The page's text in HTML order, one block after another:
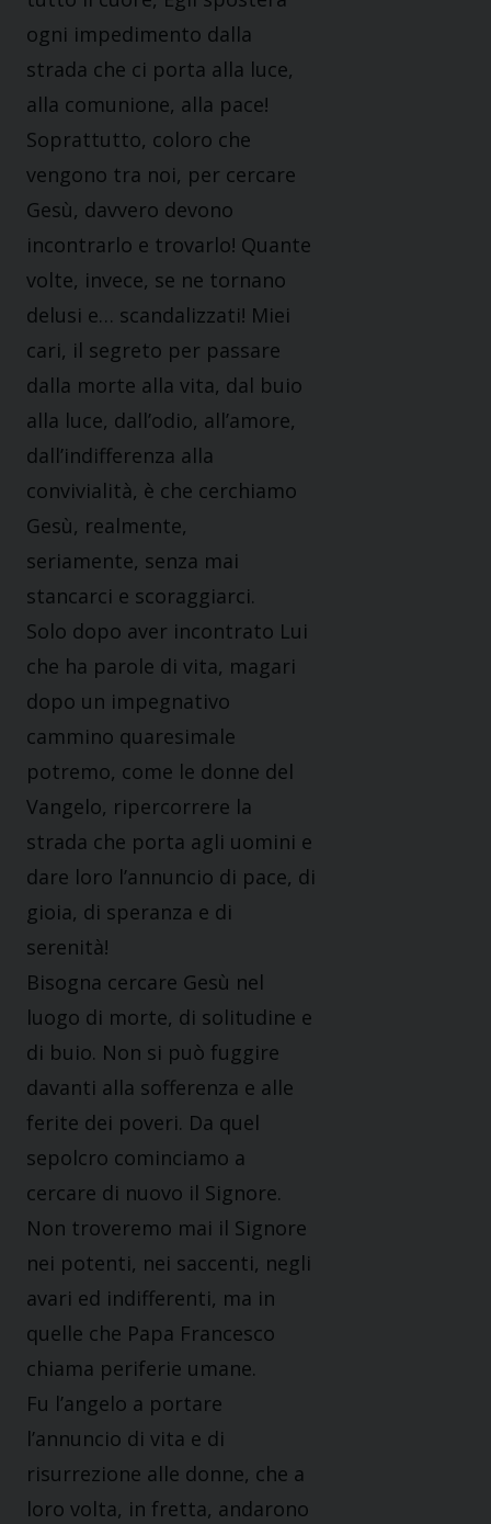
ogni impedimento dalla
strada che ci porta alla luce,
alla comunione, alla pace!
Soprattutto, coloro che
vengono tra noi, per cercare
Gesù, davvero devono
incontrarlo e trovarlo! Quante
volte, invece, se ne tornano
delusi e… scandalizzati! Miei
cari, il segreto per passare
dalla morte alla vita, dal buio
alla luce, dall’odio, all’amore,
dall’indifferenza alla
convivialità, è che cerchiamo
Gesù, realmente,
seriamente, senza mai
stancarci e scoraggiarci.
Solo dopo aver incontrato Lui
che ha parole di vita, magari
dopo un impegnativo
cammino quaresimale
potremo, come le donne del
Vangelo, ripercorrere la
strada che porta agli uomini e
dare loro l’annuncio di pace, di
gioia, di speranza e di
serenità!
Bisogna cercare Gesù nel
luogo di morte, di solitudine e
di buio. Non si può fuggire
davanti alla sofferenza e alle
ferite dei poveri. Da quel
sepolcro cominciamo a
cercare di nuovo il Signore.
Non troveremo mai il Signore
nei potenti, nei saccenti, negli
avari ed indifferenti, ma in
quelle che Papa Francesco
chiama periferie umane.
Fu l’angelo a portare
l’annuncio di vita e di
risurrezione alle donne, che a
loro volta, in fretta, andarono